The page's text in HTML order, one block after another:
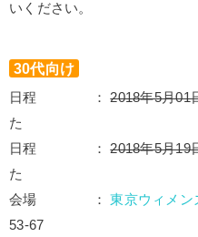
いください。
30代向け
日程 ：2018年5月01
た
日程 ：2018年5月19
た
会場 ：東京ウィメン
53-67